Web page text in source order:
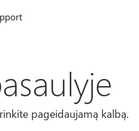
pageidaujamą kalbą.